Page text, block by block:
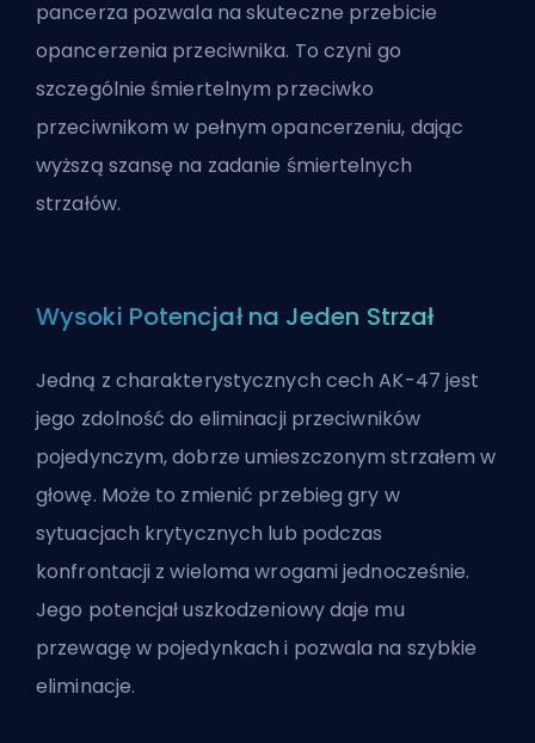
pancerza pozwala na skuteczne przebicie
opancerzenia przeciwnika. To czyni go
szczególnie śmiertelnym przeciwko
przeciwnikom w pełnym opancerzeniu, dając
wyższą szansę na zadanie śmiertelnych
strzałów.
Wysoki Potencjał na Jeden Strzał
Jedną z charakterystycznych cech AK-47 jest
jego zdolność do eliminacji przeciwników
pojedynczym, dobrze umieszczonym strzałem w
głowę. Może to zmienić przebieg gry w
sytuacjach krytycznych lub podczas
konfrontacji z wieloma wrogami jednocześnie.
Jego potencjał uszkodzeniowy daje mu
przewagę w pojedynkach i pozwala na szybkie
eliminacje.